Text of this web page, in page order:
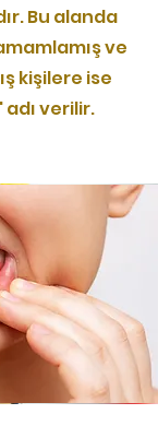
Bu alanda
ve
kişilere ise
verilir.